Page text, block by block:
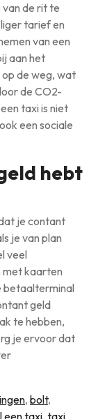
de rit te
tarief en
van een
aan het
de weg, wat
de CO2-
taxi is niet
een sociale
hebt
je contant
je van plan
veel
met kaarten
betaalterminal
geld
te hebben,
je ervoor dat
, bolt,
een taxi, taxi,